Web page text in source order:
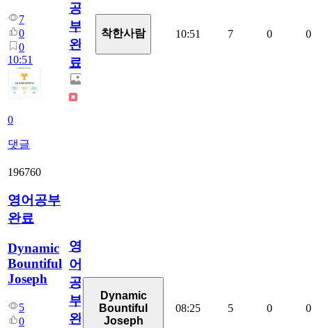
7
0
0
10:51
0
댓글
공
부
완
료
착한사람 10:51 7 0 0
196760
영어공부
완료
Dynamic
Bountiful
Joseph
5
0
영
어
공
부
완
Dynamic
Bountiful
Joseph
08:25 5 0 0